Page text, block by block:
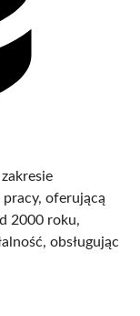
oferującą
2000 roku,
obsługując